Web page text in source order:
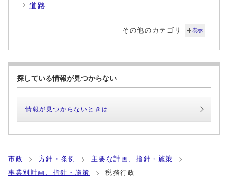
道路
その他のカテゴリ 表示
探している情報が見つからない
情報が見つからないときは
市政 方針・条例
主要な計画、指針・施策
事業別計画、指針・施策
税務行政